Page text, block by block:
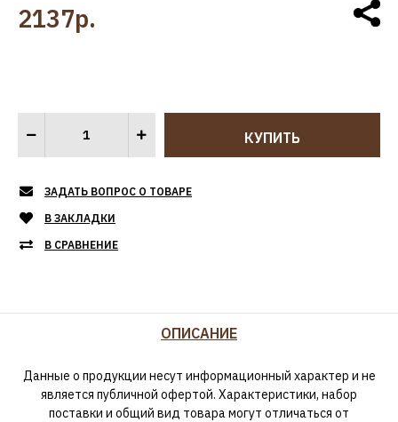
2137р.
ЗАДАТЬ ВОПРОС О ТОВАРЕ
В ЗАКЛАДКИ
В СРАВНЕНИЕ
ОПИСАНИЕ
Данные о продукции несут информационный характер и не
является публичной офертой. Характеристики, набор
поставки и общий вид товара могут отличаться от